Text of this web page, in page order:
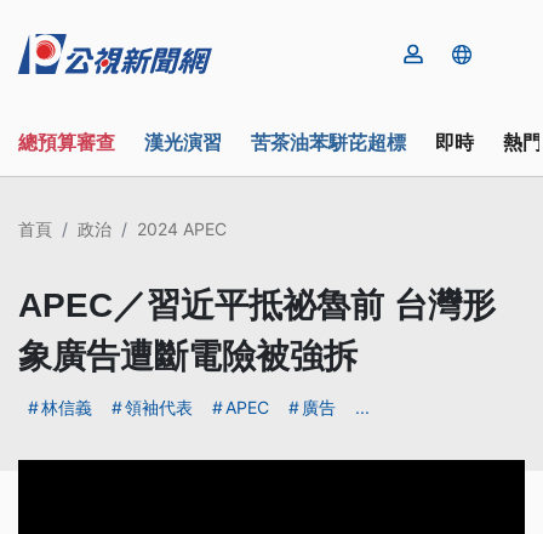
總預算審查 漢光演習 苦茶油苯駢芘超標 即時 熱
首頁 政治 2024 APEC
APEC／習近平抵祕魯前 台灣形
象廣告遭斷電險被強拆
林信義 領袖代表 APEC 廣告 ...